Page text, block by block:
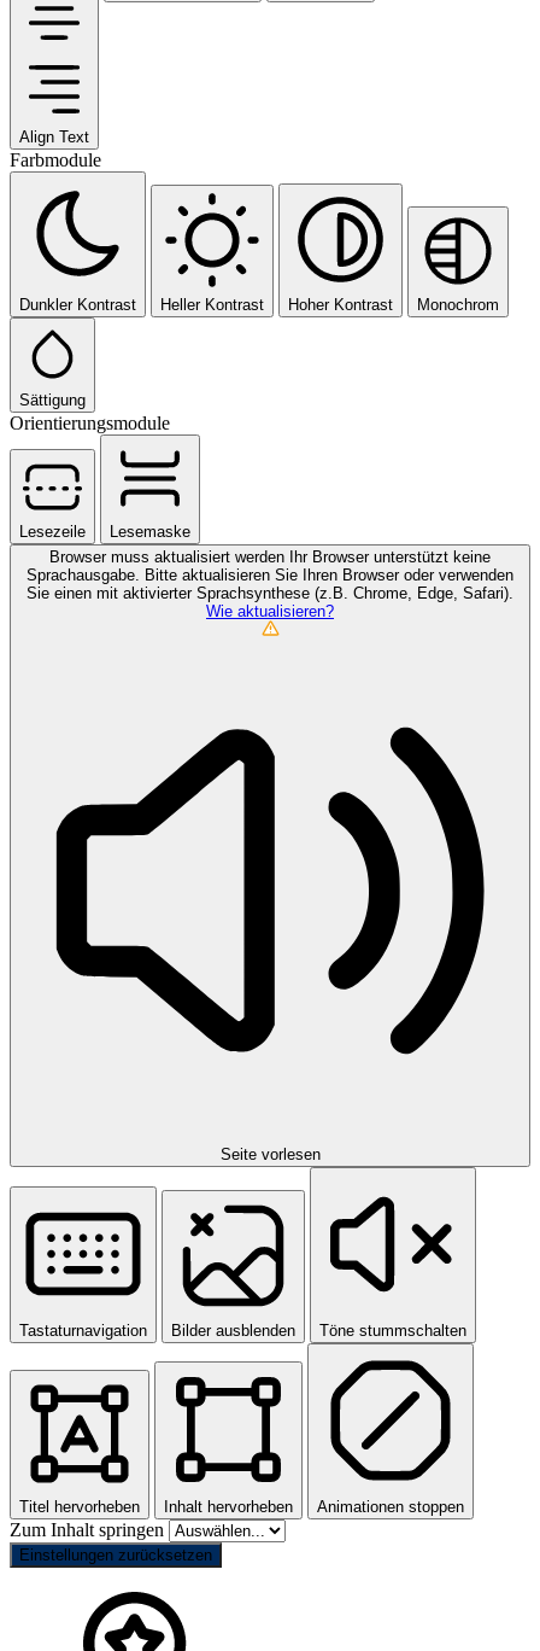
Align Text
Farbmodule
Dunkler Kontrast Heller Kontrast Hoher Kontrast Monochrom
Sättigung
Orientierungsmodule
Lesezeile
Lesemaske
Browser muss aktualisiert werden
Ihr Browser unterstützt keine
Sprachausgabe. Bitte aktualisieren Sie Ihren Browser oder verwenden
Sie einen mit aktivierter Sprachsynthese (z.B. Chrome, Edge, Safari).
Wie aktualisieren?
Seite vorlesen
Tastaturnavigation Bilder ausblenden Töne stummschalten
Titel hervorheben Inhalt hervorheben Animationen stoppen
Zum Inhalt springen
Einstellungen zurücksetzen